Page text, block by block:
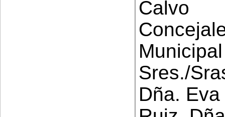
Sres./
Dña.